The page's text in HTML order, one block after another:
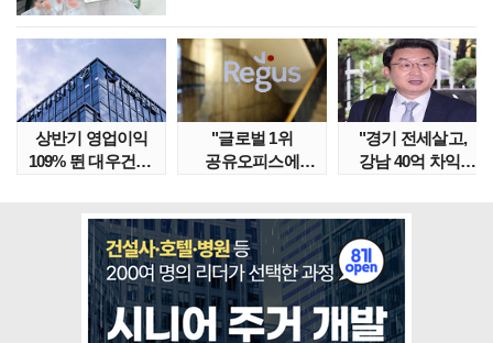
상반기 영업이익
109% 뛴 대우건설,
"글로벌 1위
공유오피스에
"경기 전세살고,
강남 40억 차익"